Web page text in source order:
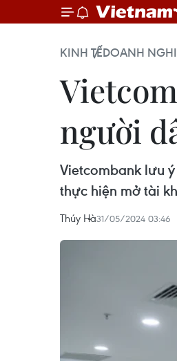
KINH TẾDOANH
người
Vietcombank lưu
thực hiện mở tài
Thúy Hà31/05/2024 03:46